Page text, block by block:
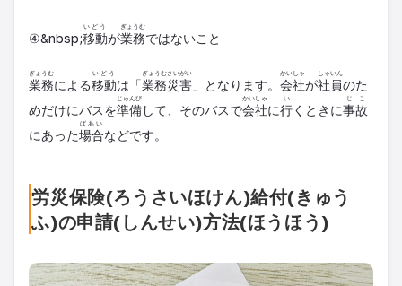
④&nbsp;移動
いどう
が業務
ぎょうむ
ではないこと
業務
ぎょうむ
による移動
いどう
は「業務
ぎょうむ
災害
さいがい
」となります。 会社
かいしゃ
が社員
しゃいん
のた
めだけにバスを準備
じゅんび
して、そのバスで会社
かいしゃ
に行
い
くときに事故
じこ
にあった場合
ばあい
などです。
労災保険(ろうさいほけん)給付(きゅう
ふ)の申請(しんせい)方法(ほうほう)